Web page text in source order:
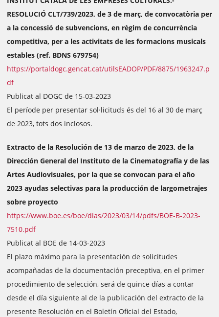
RESOLUCIÓ CLT/739/2023, de 3 de març, de convocatòria per
a la concessió de subvencions, en règim de concurrència
competitiva, per a les activitats de les formacions musicals
estables (ref. BDNS 679754)
https://portaldogc.gencat.cat/utilsEADOP/PDF/8875/1963247.p
df
Publicat al DOGC de 15-03-2023
El període per presentar sol·licituds és del 16 al 30 de març
de 2023, tots dos inclosos.
Extracto de la Resolución de 13 de marzo de 2023, de la
Dirección General del Instituto de la Cinematografía y de las
Artes Audiovisuales, por la que se convocan para el año
2023 ayudas selectivas para la producción de largometrajes
sobre proyecto
https://www.boe.es/boe/dias/2023/03/14/pdfs/BOE-B-2023-
7510.pdf
Publicat al BOE de 14-03-2023
El plazo máximo para la presentación de solicitudes
acompañadas de la documentación preceptiva, en el primer
procedimiento de selección, será de quince días a contar
desde el día siguiente al de la publicación del extracto de la
presente Resolución en el Boletín Oficial del Estado,